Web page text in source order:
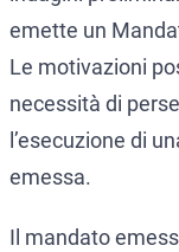
emette un
Le motivazioni
necessità di
l’esecuzione di
emessa.
Il mandato